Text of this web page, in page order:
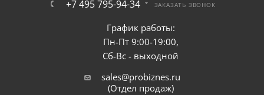
+7 495 795-94-34 ЗАКАЗАТЬ ЗВОНОК
График работы:
Пн-Пт 9:00-19:00,
Сб-Вс - выходной
sales@probiznes.ru
(Отдел продаж)